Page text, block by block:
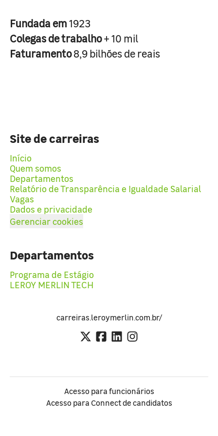
Fundada em1923
Colegas de trabalho+ 10 mil
Faturamento8,9 bilhões de reais
Site de carreiras
Início
Quem somos
Departamentos
Relatório de Transparência e Igualdade Salarial
Vagas
Dados e privacidade
Gerenciar cookies
Departamentos
Programa de Estágio
LEROY MERLIN TECH
carreiras.leroymerlin.com.br/
Acesso para funcionários
Acesso para Connect de candidatos